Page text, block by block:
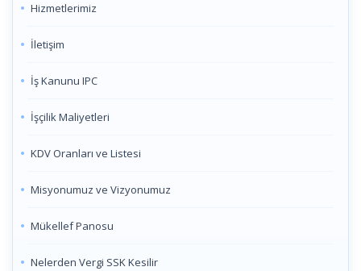
Hizmetlerimiz
İletişim
İş Kanunu IPC
İşçilik Maliyetleri
KDV Oranları ve Listesi
Misyonumuz ve Vizyonumuz
Mükellef Panosu
Nelerden Vergi SSK Kesilir